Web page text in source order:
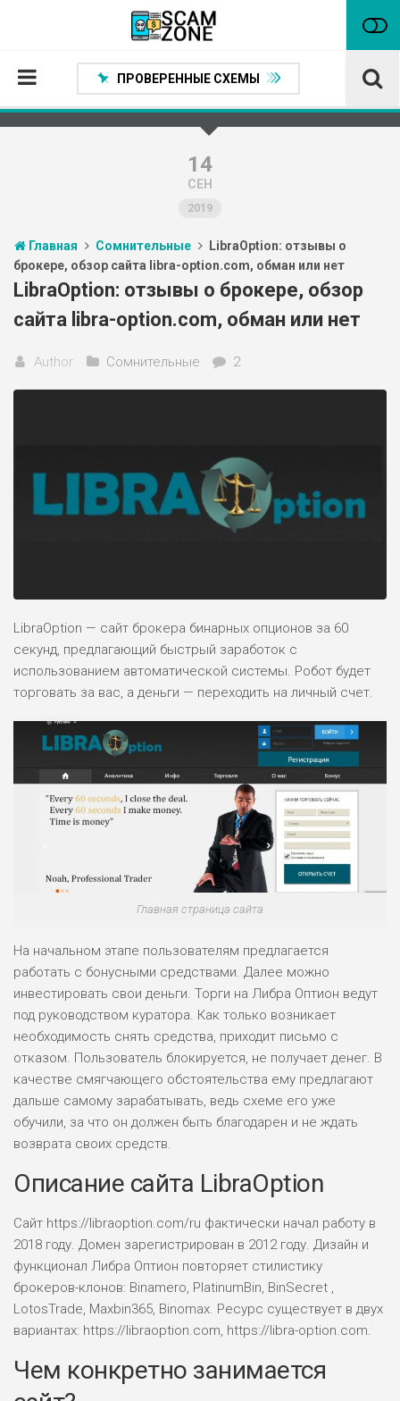
Проверенные способы заработка
Статьи
Партнеры
ПРОВЕРЕННЫЕ СХЕМЫ
14
СЕН
2019
Главная Сомнительные
LibraOption: отзывы о
брокере, обзор сайта libra-option.com, обман или нет
LibraOption: отзывы о брокере, обзор
сайта libra-option.com, обман или нет
Author Сомнительные 2
LibraOption — сайт брокера бинарных опционов за 60
секунд, предлагающий быстрый заработок с
использованием автоматической системы. Робот будет
торговать за вас, а деньги — переходить на личный счет.
Главная страница сайта
На начальном этапе пользователям предлагается
работать с бонусными средствами. Далее можно
инвестировать свои деньги. Торги на Либра Оптион ведут
под руководством куратора. Как только возникает
необходимость снять средства, приходит письмо с
отказом. Пользователь блокируется, не получает денег. В
качестве смягчающего обстоятельства ему предлагают
дальше самому зарабатывать, ведь схеме его уже
обучили, за что он должен быть благодарен и не ждать
возврата своих средств.
Описание сайта LibraOption
Сайт https://libraoption.com/ru фактически начал работу в
2018 году. Домен зарегистрирован в 2012 году. Дизайн и
функционал Либра Оптион повторяет стилистику
брокеров-клонов: Binamero, PlatinumBin, BinSecret ,
LotosTrade, Maxbin365, Binomax. Ресурс существует в двух
вариантах: https://libraoption.com, https://libra-option.com.
Чем конкретно занимается